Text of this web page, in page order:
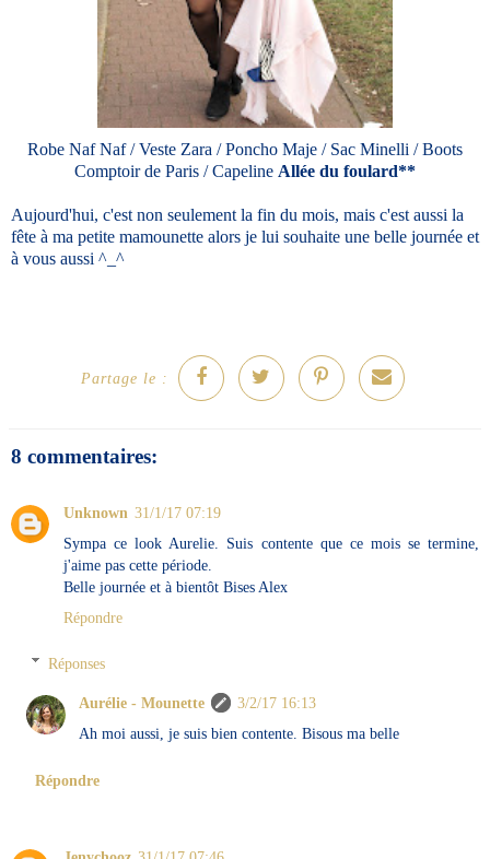
Robe Naf Naf / Veste Zara / Poncho Maje / Sac Minelli / Boots
Comptoir de Paris / Capeline Allée du foulard**
Aujourd'hui, c'est non seulement la fin du mois, mais c'est aussi la
fête à ma petite mamounette alors je lui souhaite une belle journée et
à vous aussi ^_^
Partage le :
8 commentaires:
Unknown 31/1/17 07:19
Sympa ce look Aurelie. Suis contente que ce mois se termine,
j'aime pas cette période.
Belle journée et à bientôt Bises Alex
Répondre
Réponses
Aurélie - Mounette
3/2/17 16:13
Ah moi aussi, je suis bien contente. Bisous ma belle
Répondre